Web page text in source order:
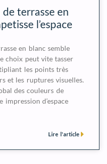
de terrasse en
l’espace
en blanc semble
choix peut vite tasser
les points très
et les ruptures visuelles.
des couleurs de
d’espace
Lire l'article